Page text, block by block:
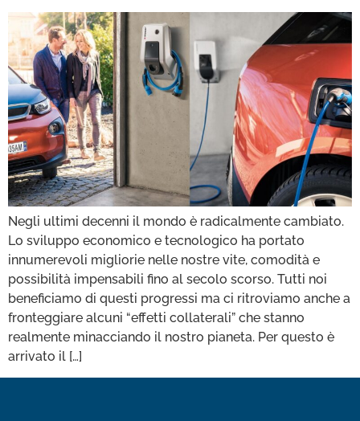
Negli ultimi decenni il mondo è radicalmente cambiato.
Lo sviluppo economico e tecnologico ha portato
innumerevoli migliorie nelle nostre vite, comodità e
possibilità impensabili fino al secolo scorso. Tutti noi
beneficiamo di questi progressi ma ci ritroviamo anche a
fronteggiare alcuni “effetti collaterali” che stanno
realmente minacciando il nostro pianeta. Per questo è
arrivato il […]